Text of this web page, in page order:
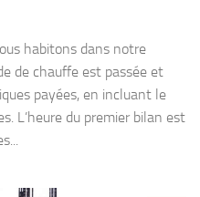
habitons dans notre
de chauffe est passée et
payées, en incluant le
L’heure du premier bilan est